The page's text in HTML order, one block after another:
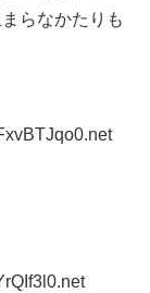
らなかたりも